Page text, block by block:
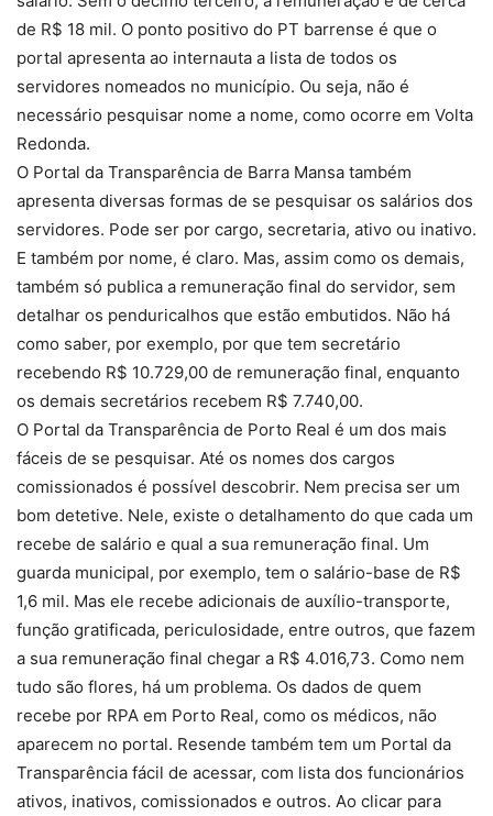
de R$ 18 mil. O ponto positivo do PT barrense é que o
portal apresenta ao internauta a lista de todos os
servidores nomeados no município. Ou seja, não é
necessário pesquisar nome a nome, como ocorre em Volta
Redonda.
O Portal da Transparência de Barra Mansa também
apresenta diversas formas de se pesquisar os salários dos
servidores. Pode ser por cargo, secretaria, ativo ou inativo.
E também por nome, é claro. Mas, assim como os demais,
também só publica a remuneração final do servidor, sem
detalhar os penduricalhos que estão embutidos. Não há
como saber, por exemplo, por que tem secretário
recebendo R$ 10.729,00 de remuneração final, enquanto
os demais secretários recebem R$ 7.740,00.
O Portal da Transparência de Porto Real é um dos mais
fáceis de se pesquisar. Até os nomes dos cargos
comissionados é possível descobrir. Nem precisa ser um
bom detetive. Nele, existe o detalhamento do que cada um
recebe de salário e qual a sua remuneração final. Um
guarda municipal, por exemplo, tem o salário-base de R$
1,6 mil. Mas ele recebe adicionais de auxílio-transporte,
função gratificada, periculosidade, entre outros, que fazem
a sua remuneração final chegar a R$ 4.016,73. Como nem
tudo são flores, há um problema. Os dados de quem
recebe por RPA em Porto Real, como os médicos, não
aparecem no portal. Resende também tem um Portal da
Transparência fácil de acessar, com lista dos funcionários
ativos, inativos, comissionados e outros. Ao clicar para